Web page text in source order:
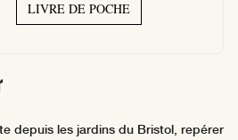
LIVRE DE POCHE
depuis les jardins du Bristol, repérer